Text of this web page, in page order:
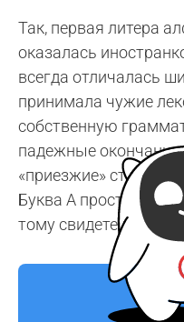
Так, первая литера
оказалась
всегда отличалась
принимала чужие
собственную
падежные окончания
«приезжие»
Буква А просто
тому свидетельством.